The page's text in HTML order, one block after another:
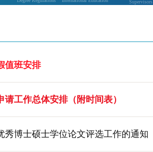
Supervisors
值班安排
工作总体安排（附时间表）
秀博士硕士学位论文评选工作的通知